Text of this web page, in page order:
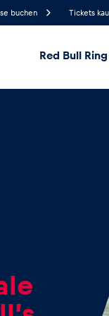
buchen Tickets
Red Bull Ring